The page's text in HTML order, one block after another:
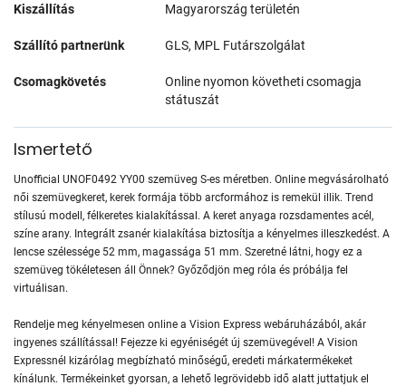
Kiszállítás Magyarország területén
Szállító partnerünk GLS, MPL Futárszolgálat
Csomagkövetés
Online nyomon követheti csomagja
státuszát
Ismertető
Unofficial UNOF0492 YY00 szemüveg S-es méretben. Online megvásárolható
női szemüvegkeret, kerek formája több arcformához is remekül illik. Trend
stílusú modell, félkeretes kialakítással. A keret anyaga rozsdamentes acél,
színe arany. Integrált zsanér kialakítása biztosítja a kényelmes illeszkedést. A
lencse szélessége 52 mm, magassága 51 mm. Szeretné látni, hogy ez a
szemüveg tökéletesen áll Önnek? Győződjön meg róla és próbálja fel
virtuálisan.
Rendelje meg kényelmesen online a Vision Express webáruházából, akár
ingyenes szállítással! Fejezze ki egyéniségét új szemüvegével! A Vision
Expressnél kizárólag megbízható minőségű, eredeti márkatermékeket
kínálunk. Termékeinket gyorsan, a lehető legrövidebb idő alatt juttatjuk el